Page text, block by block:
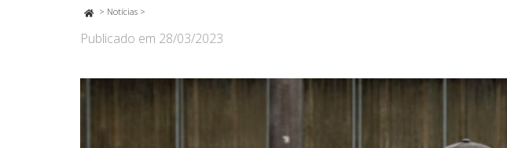
> Notícias >
Publicado em 28/03/2023